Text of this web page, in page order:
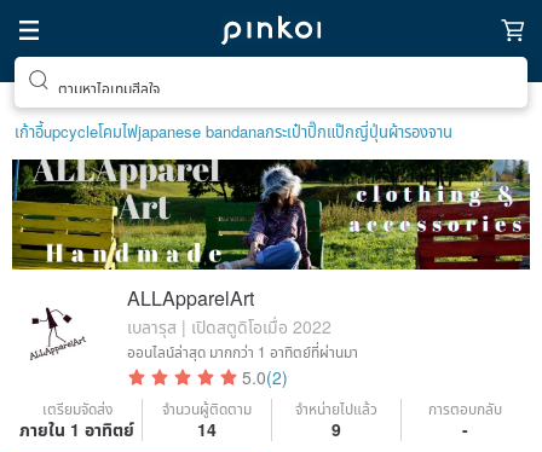
ตามหาไอเทมฮีลใจ
เก้าอี้upcycleโคมไฟjapanese bandanaกระเป๋าปิ๊กแป๊กญี่ปุ่นผ้ารองจาน
ALLApparelArt
เบลารุส | เปิดสตูดิโอเมื่อ 2022
ออนไลน์ล่าสุด มากกว่า 1 อาทิตย์ที่ผ่านมา
5.0(2)
เตรียมจัดส่ง
ภายใน 1 อาทิตย์
จำนวนผู้ติดตาม
14
จำหน่ายไปแล้ว
9
การตอบกลับ
-